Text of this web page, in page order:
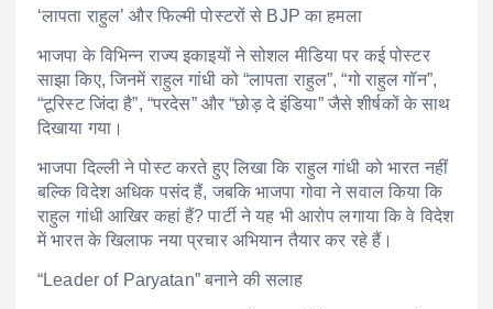
‘लापता राहुल’ और फिल्मी पोस्टरों से BJP का हमला
भाजपा के विभिन्न राज्य इकाइयों ने सोशल मीडिया पर कई पोस्टर
साझा किए, जिनमें राहुल गांधी को “लापता राहुल”, “गो राहुल गॉन”,
“टूरिस्ट जिंदा है”, “परदेस” और “छोड़ दे इंडिया” जैसे शीर्षकों के साथ
दिखाया गया।
भाजपा दिल्ली ने पोस्ट करते हुए लिखा कि राहुल गांधी को भारत नहीं
बल्कि विदेश अधिक पसंद हैं, जबकि भाजपा गोवा ने सवाल किया कि
राहुल गांधी आखिर कहां हैं? पार्टी ने यह भी आरोप लगाया कि वे विदेश
में भारत के खिलाफ नया प्रचार अभियान तैयार कर रहे हैं।
“Leader of Paryatan” बनाने की सलाह